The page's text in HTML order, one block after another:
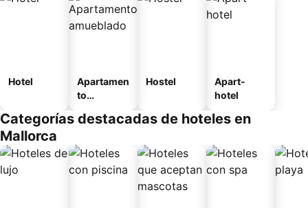
Hotel
Apartamen
to
o
Hostel
Apart-
hotel
Categorías destacadas de hoteles en
Mallorca